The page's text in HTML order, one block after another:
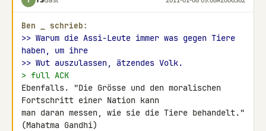
Ben schrieb:
>> Warum die Assi-Leute immer was gegen Tiere
haben, um ihre
>> Wut auszulassen, ätzendes Volk.
> full ACK
Ebenfalls. "Die Grösse und den moralischen
Fortschritt einer Nation kann
man daran messen, wie sie die Tiere behandelt."
(Mahatma Gandhi)